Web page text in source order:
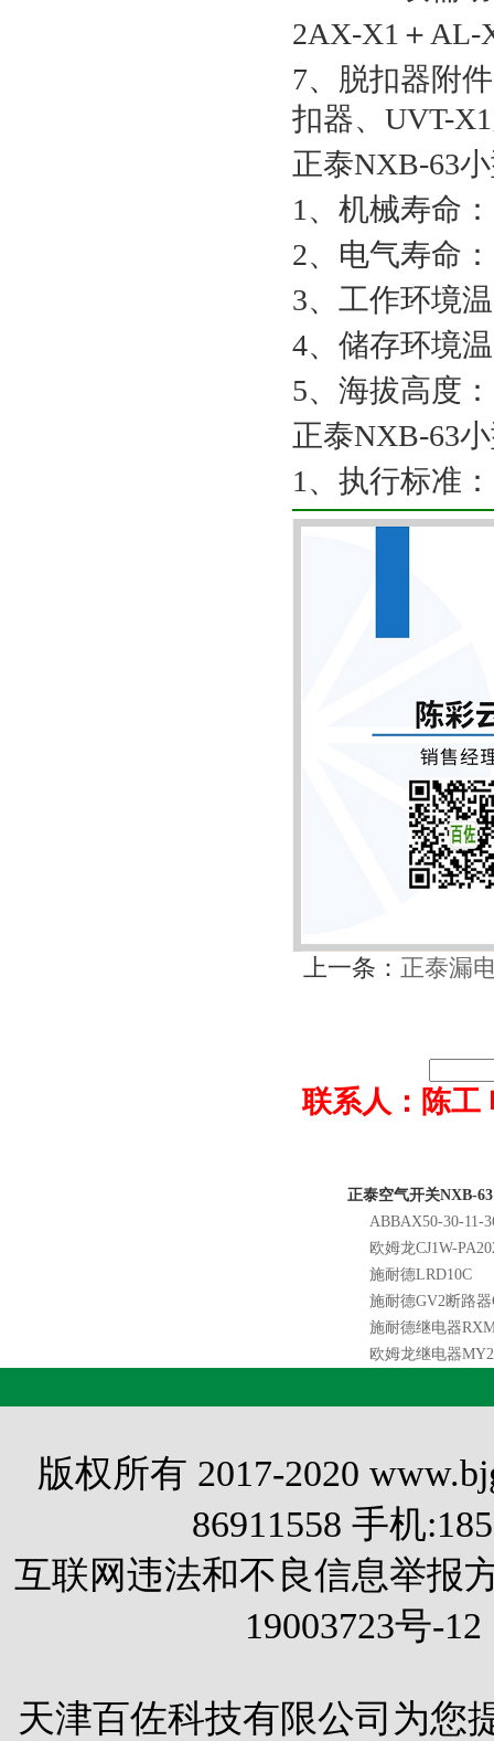
2AX-X1＋AL-
7、脱扣器附
扣器、UVT-
正泰NXB-63
1、机械寿命
2、电气寿命
3、工作环境
4、储存环境
5、海拔高度
正泰NXB-63
1、执行标准
上一条： 正泰漏
联系人：陈工
正泰空气开关NXB-
ABBAX50-30-11-
欧姆龙CJ1W-
施耐德LRD10C
施耐德GV2断路器
施耐德继电器
欧姆龙继电器
版权所有 2017-2020
86911558 手机
互联网违法和不良信息举报
19003723号-12
天津百佐科技有限公司为您